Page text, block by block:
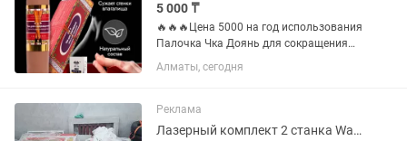
5 000 ₸
🔥🔥🔥Цена 5000 на год использования
Палочка Чка Доянь для сокращения
влагалища Палочка Чка Доянь для
сокращения влагалища поможет
себе, но и о своем мужчине! Препарат...
Алматы, сегодня
Реклама
Лазерный комплект 2 станка Wattsan 6040 всё оборудование.Цена одного нового